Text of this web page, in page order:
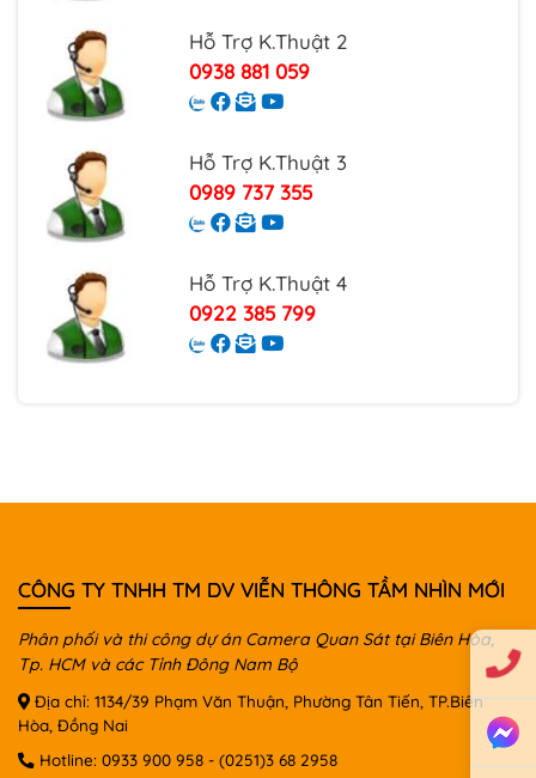
Hỗ Trợ K.Thuật 2
0938 881 059
Hỗ Trợ K.Thuật 3
0989 737 355
Hỗ Trợ K.Thuật 4
0922 385 799
CÔNG TY TNHH TM DV VIỄN THÔNG TẦM NHÌN MỚI
Phân phối và thi công dự án Camera Quan Sát tại Biên Hòa,
Tp. HCM và các Tỉnh Đông Nam Bộ
Địa chỉ: 1134/39 Phạm Văn Thuận, Phường Tân Tiến, TP.Biên
Hòa, Đồng Nai
Hotline: 0933 900 958 - (0251)3 68 2958